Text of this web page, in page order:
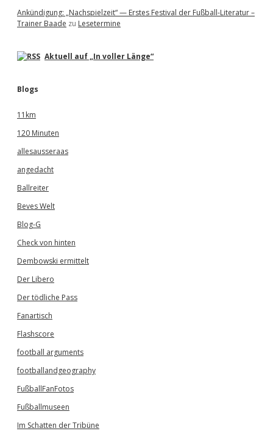
Ankündigung: „Nachspielzeit“ — Erstes Festival der Fußball-Literatur –
Trainer Baade zu Lesetermine
Aktuell auf „In voller Länge“
Blogs
11km
120 Minuten
allesausseraas
angedacht
Ballreiter
Beves Welt
Blog-G
Check von hinten
Dembowski ermittelt
Der Libero
Der tödliche Pass
Fanartisch
Flashscore
football arguments
footballandgeography
FußballFanFotos
Fußballmuseen
Im Schatten der Tribüne